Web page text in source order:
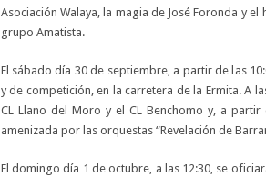
Asociación Walaya, la magia de José Foronda y
grupo Amatista.
El sábado día 30 de septiembre, a partir de las
y de competición, en la carretera de la Ermita. A
CL Llano del Moro y el CL Benchomo y, a
amenizada por las orquestas “Revelación de
El domingo día 1 de octubre, a las 12:30, se